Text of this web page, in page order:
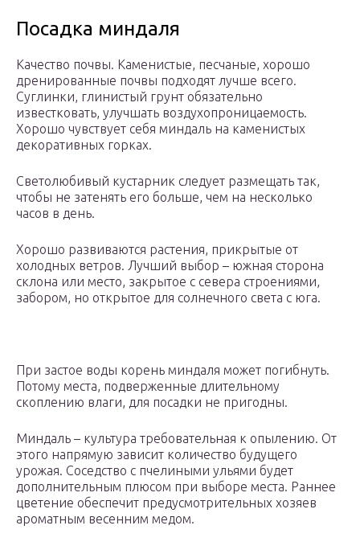
Посадка миндаля
Качество почвы. Каменистые, песчаные, хорошо
дренированные почвы подходят лучше всего.
Суглинки, глинистый грунт обязательно
известковать, улучшать воздухопроницаемость.
Хорошо чувствует себя миндаль на каменистых
декоративных горках.
Светолюбивый кустарник следует размещать так,
чтобы не затенять его больше, чем на несколько
часов в день.
Хорошо развиваются растения, прикрытые от
холодных ветров. Лучший выбор – южная сторона
склона или место, закрытое с севера строениями,
забором, но открытое для солнечного света с юга.
При застое воды корень миндаля может погибнуть.
Потому места, подверженные длительному
скоплению влаги, для посадки не пригодны.
Миндаль – культура требовательная к опылению. От
этого напрямую зависит количество будущего
урожая. Соседство с пчелиными ульями будет
дополнительным плюсом при выборе места. Раннее
цветение обеспечит предусмотрительных хозяев
ароматным весенним медом.